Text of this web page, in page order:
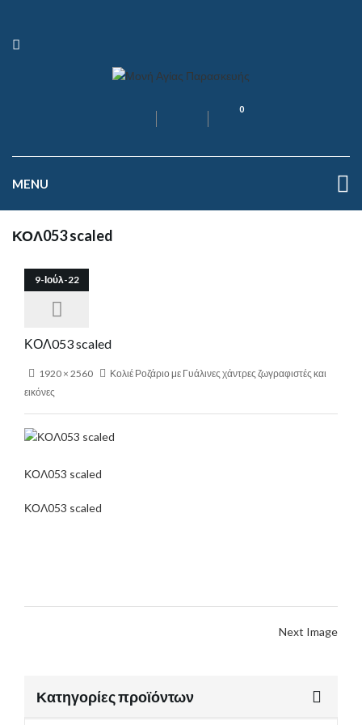
0
MENU
ΚΟΛ053 scaled
9-Ιούλ-22
ΚΟΛ053 scaled
1920 × 2560
Κολιέ Ροζάριο με Γυάλινες χάντρες ζωγραφιστές και
εικόνες
ΚΟΛ053 scaled
ΚΟΛ053 scaled
Next Image
Κατηγορίες προϊόντων